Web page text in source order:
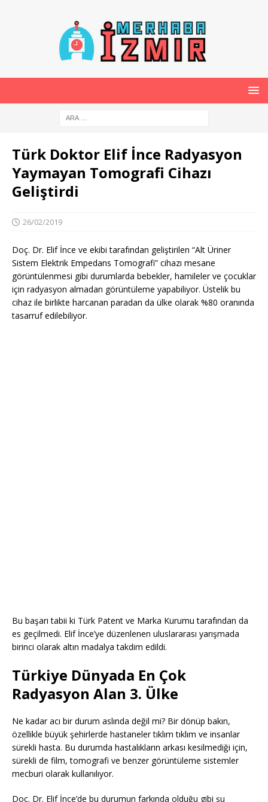
Türk Doktor Elif İnce Radyasyon
Yaymayan Tomografi Cihazı
Geliştirdi
26/02/2019
Doç. Dr. Elif İnce ve ekibi tarafından geliştirilen “Alt Üriner
Sistem Elektrik Empedans Tomografi” cihazı mesane
görüntülenmesi gibi durumlarda bebekler, hamileler ve çocuklar
için radyasyon almadan görüntüleme yapabiliyor. Üstelik bu
cihaz ile birlikte harcanan paradan da ülke olarak %80 oranında
tasarruf edilebiliyor.
Bu başarı tabii ki Türk Patent ve Marka Kurumu tarafından da
es geçilmedi. Elif İnce’ye düzenlenen uluslararası yarışmada
birinci olarak altın madalya takdim edildi.
Türkiye Dünyada En Çok
Radyasyon Alan 3. Ülke
Ne kadar acı bir durum aslında değil mi? Bir dönüp bakın,
özellikle büyük şehirlerde hastaneler tıklım tıklım ve insanlar
sürekli hasta. Bu durumda hastalıkların arkası kesilmediği için,
sürekli de film, tomografi ve benzer görüntüleme sistemler
mecburi olarak kullanılıyor.
Doç. Dr. Elif İnce’de bu durumun farkında olduğu gibi şu